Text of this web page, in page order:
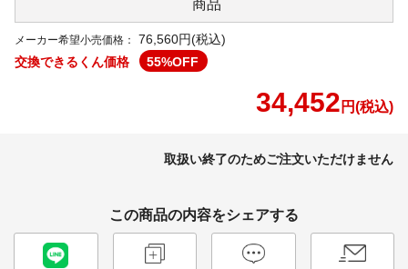
商品
メーカー希望小売価格：
76,560円(税込)
交換できるくん価格
55%OFF
34,452 円(税込)
取扱い終了のためご注文いただけません
この商品の内容をシェアする